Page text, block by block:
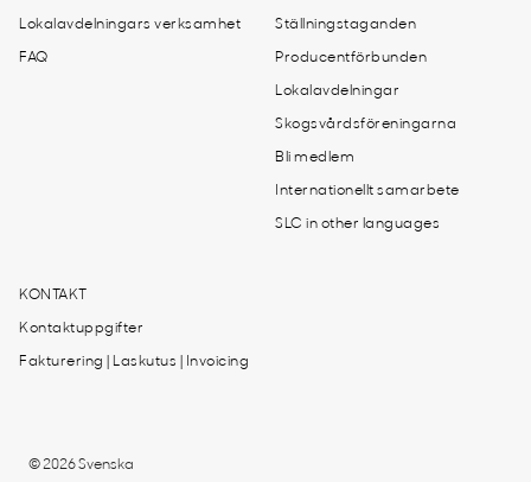
Lokalavdelningars verksamhet
FAQ
Ställningstaganden
Producentförbunden
Lokalavdelningar
Skogsvårdsföreningarna
Bli medlem
Internationellt samarbete
SLC in other languages
KONTAKT
Kontaktuppgifter
Fakturering | Laskutus | Invoicing
© 2026 Svenska